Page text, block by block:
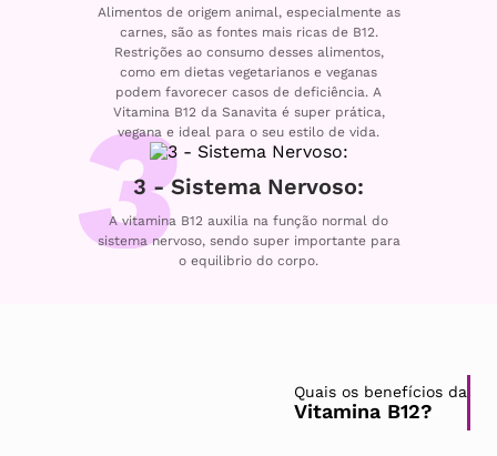
Alimentos de origem animal, especialmente as
carnes, são as fontes mais ricas de B12.
Restrições ao consumo desses alimentos,
como em dietas vegetarianos e veganas
podem favorecer casos de deficiência. A
Vitamina B12 da Sanavita é super prática,
vegana e ideal para o seu estilo de vida.
3 - Sistema Nervoso:
A vitamina B12 auxilia na função normal do
sistema nervoso, sendo super importante para
o equilibrio do corpo.
Quais os benefícios da
Vitamina B12?